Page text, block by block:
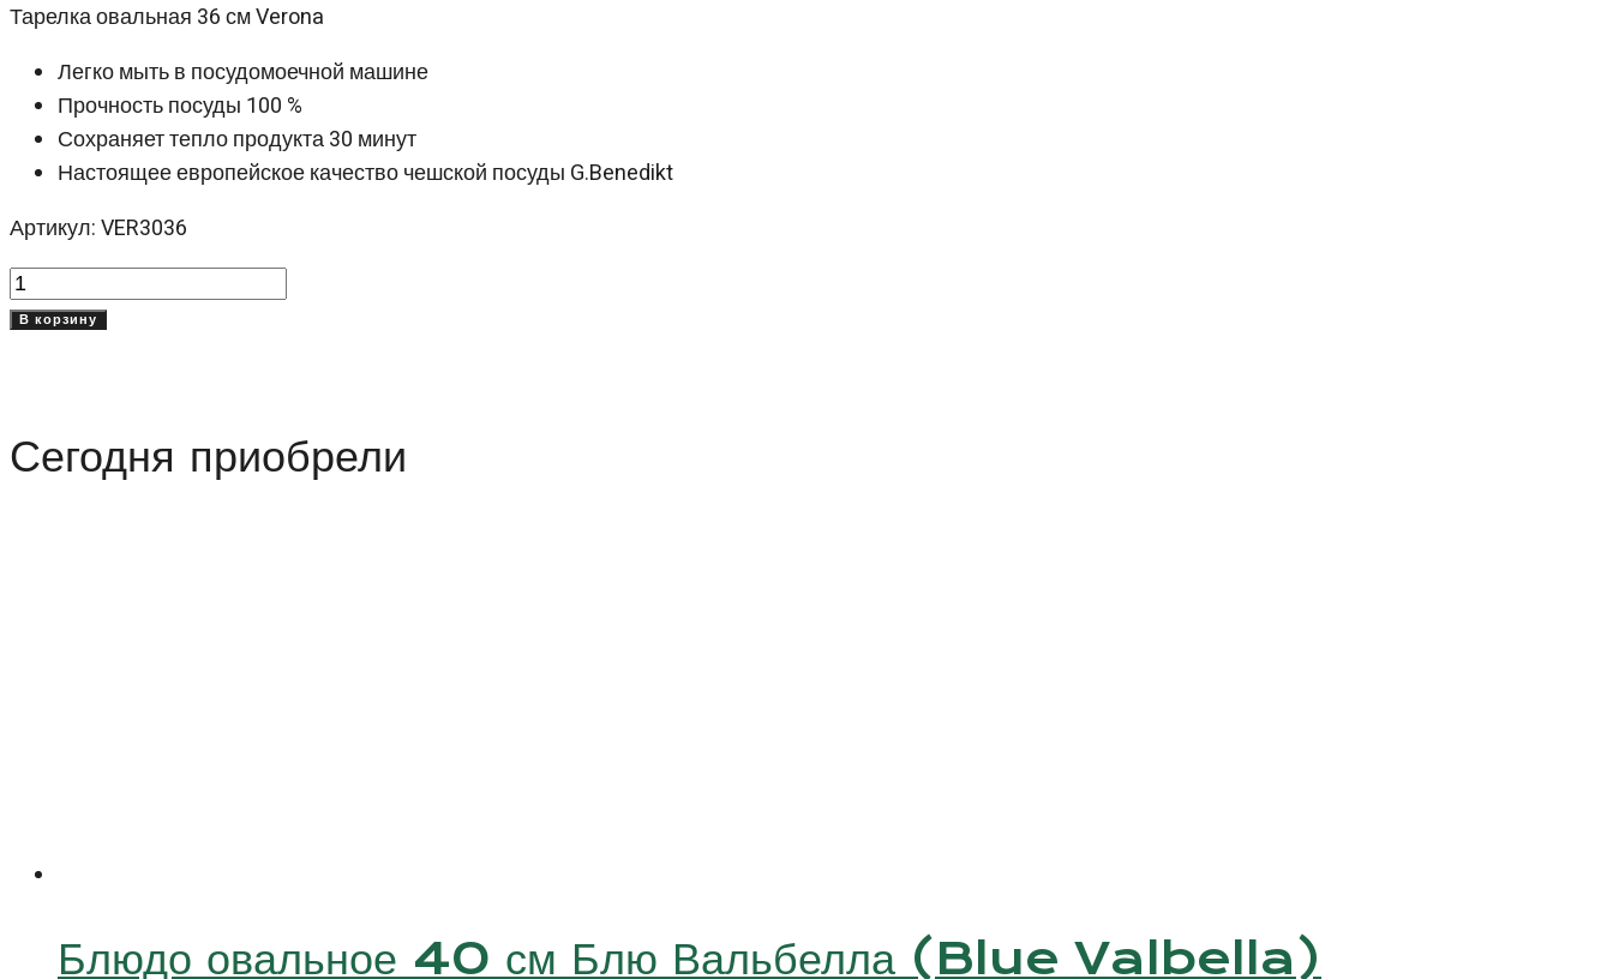
Тарелка овальная 36 см Verona
Легко мыть в посудомоечной машине
Прочность посуды 100 %
Сохраняет тепло продукта 30 минут
Настоящее европейское качество чешской посуды G.Benedikt
Артикул: VER3036
Количество
товара
(Verona)
В корзину
Сегодня приобрели
Блюдо овальное 40 см Блю Вальбелла (Blue Valbella)